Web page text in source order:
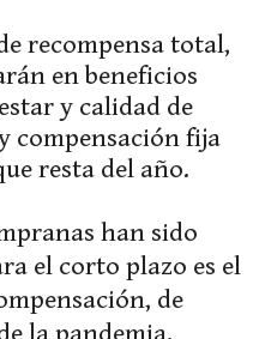
recompensa total,
en beneficios
y calidad de
compensación fija
resta del año.
han sido
el corto plazo es el
de